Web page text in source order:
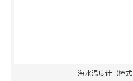
海水温度计（棒式